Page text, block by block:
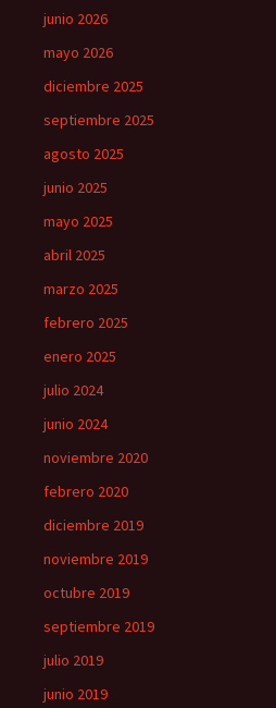
junio 2026
mayo 2026
diciembre 2025
septiembre 2025
agosto 2025
junio 2025
mayo 2025
abril 2025
marzo 2025
febrero 2025
enero 2025
julio 2024
junio 2024
noviembre 2020
febrero 2020
diciembre 2019
noviembre 2019
octubre 2019
septiembre 2019
julio 2019
junio 2019